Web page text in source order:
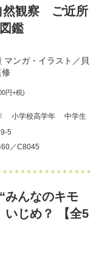
然観察 ご近所
鑑
マンガ・イラスト／ 貝
修
円+税)
小学校高学年
中学生
5
／C8045
みんなのキモ
じめ？ 【全5